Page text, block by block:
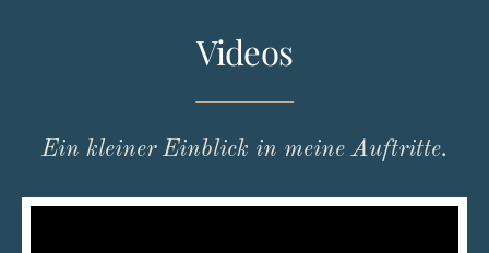
Videos
Ein kleiner Einblick in meine Auftritte.